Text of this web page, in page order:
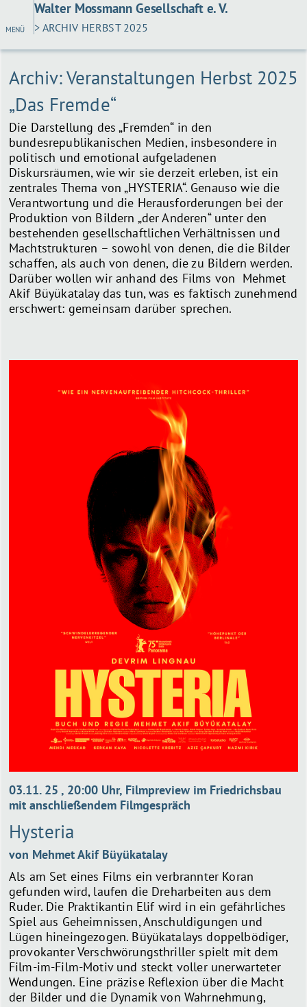
MENÜ
Walter Mossmann Gesellschaft e. V.
> ARCHIV HERBST 2025
Archiv: Veranstaltungen Herbst 2025
„Das Fremde“
Die Darstellung des „Fremden“ in den
bundesrepublikanischen Medien, insbesondere in
politisch und emotional aufgeladenen
Diskursräumen, wie wir sie derzeit erleben, ist ein
zentrales Thema von „HYSTERIA“. Genauso wie die
Verantwortung und die Herausforderungen bei der
Produktion von Bildern „der Anderen“ unter den
bestehenden gesellschaftlichen Verhältnissen und
Machtstrukturen – sowohl von denen, die die Bilder
schaffen, als auch von denen, die zu Bildern werden.
Darüber wollen wir anhand des Films von Mehmet
Akif Büyükatalay das tun, was es faktisch zunehmend
erschwert: gemeinsam darüber sprechen.
03.11. 25 , 20:00 Uhr, Filmpreview im Friedrichsbau
mit anschließendem Filmgespräch
Hysteria
von Mehmet Akif Büyükatalay
Als am Set eines Films ein verbrannter Koran
gefunden wird, laufen die Dreharbeiten aus dem
Ruder. Die Praktikantin Elif wird in ein gefährliches
Spiel aus Geheimnissen, Anschuldigungen und
Lügen hineingezogen. Büyükatalays doppelbödiger,
provokanter Verschwörungsthriller spielt mit dem
Film-im-Film-Motiv und steckt voller unerwarteter
Wendungen. Eine präzise Reflexion über die Macht
der Bilder und die Dynamik von Wahrnehmung,